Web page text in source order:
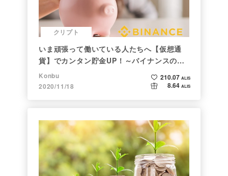
クリプト
いま頑張って働いている人たちへ【仮想通
貨】でカンタン貯金UP！～バイナンスの使
い方初心者編～
Konbu
2020/11/18
210.07 ALIS
8.64 ALIS